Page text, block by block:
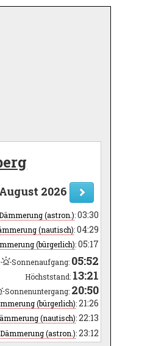
2026
(astron.):03:30
(nautisch):04:29
(bürgerlich):05:17
Sonnenaufgang: 05:52
Höchststand: 13:21
Sonnenuntergang: 20:50
(bürgerlich):21:26
(nautisch):22:13
(astron.):23:12